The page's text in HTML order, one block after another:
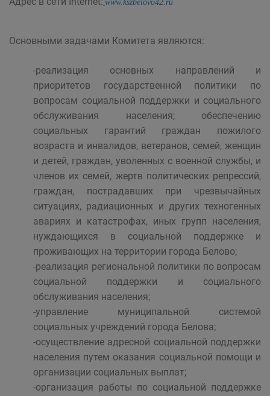
www.kszbelovo42.ru
Основными задачами Комитета являются:
-реализация основных направлений и
приоритетов государственной политики по
вопросам социальной поддержки и социального
обслуживания населения; обеспечению
социальных гарантий граждан пожилого
возраста и инвалидов, ветеранов, семей, женщин
и детей, граждан, уволенных с военной службы, и
членов их семей, жертв политических репрессий,
граждан, пострадавших при чрезвычайных
ситуациях, радиационных и других техногенных
авариях и катастрофах, иных групп населения,
нуждающихся в социальной поддержке и
проживающих на территории города Белово;
-реализация региональной политики по вопросам
социальной поддержки и социального
обслуживания населения;
-управление муниципальной системой
социальных учреждений города Белова;
-осуществление адресной социальной поддержки
населения путем оказания социальной помощи и
организации социальных выплат;
-организация работы по социальной поддержке